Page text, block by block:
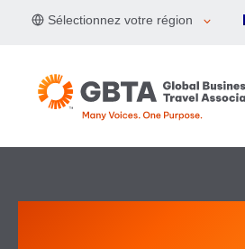
Sélectionnez votre région